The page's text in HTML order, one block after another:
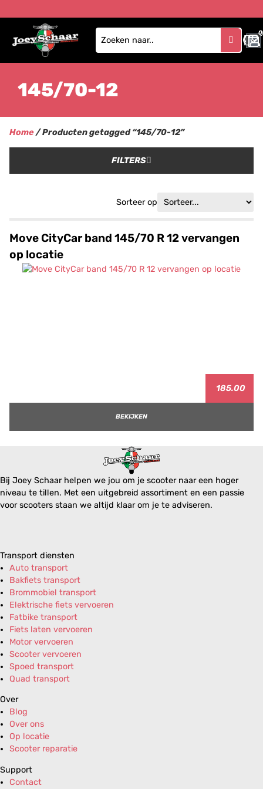
0
0
145/70-12
Home/ Producten getagged “145/70-12”
FILTERS
Sorteer op
Move CityCar band 145/70 R 12 vervangen
op locatie
185.00
BEKIJKEN
Bij Joey Schaar helpen we jou om je scooter naar een hoger
niveau te tillen. Met een uitgebreid assortiment en een passie
voor scooters staan we altijd klaar om je te adviseren.
Transport diensten
Auto transport
Bakfiets transport
Brommobiel transport
Elektrische fiets vervoeren
Fatbike transport
Fiets laten vervoeren
Motor vervoeren
Scooter vervoeren
Spoed transport
Quad transport
Over
Blog
Over ons
Op locatie
Scooter reparatie
Support
Contact